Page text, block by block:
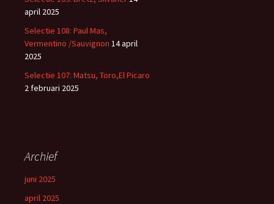
april 2025
Selectie 108: Paul Mas,
Vermentino /Sauvignon 14 april
2025
Selectie 107: Matsu, Toro,El Picaro
2 februari 2025
Archief
juni 2025
april 2025